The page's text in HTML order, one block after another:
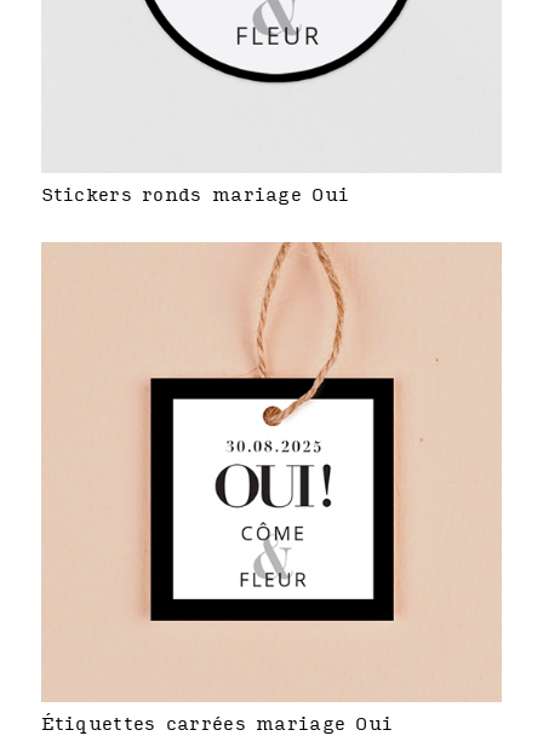
Stickers ronds mariage Oui
Étiquettes carrées mariage Oui